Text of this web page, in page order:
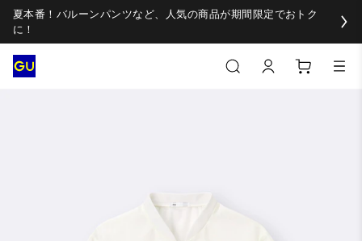
夏本番！バルーンパンツなど、人気の商品が期間限定でおトク
に！